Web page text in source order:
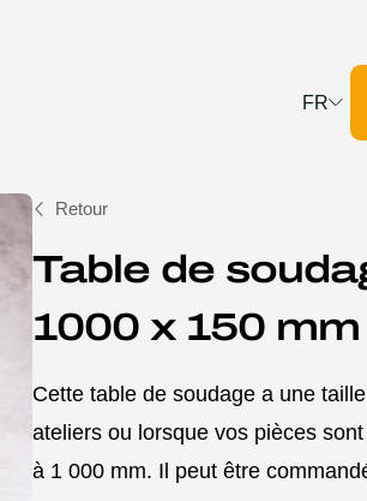
FR
Français
Retour
Table de
1000 x 150 mm
Cette table de soudage a une
ateliers ou lorsque vos pièces
à 1 000 mm. Il peut être